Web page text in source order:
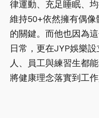
律運動、充足睡眠、
維持50+依然擁有偶
的關鍵。而他也因為
日常，更在JYP娛樂
人、員工與練習生都
將健康理念落實到工作